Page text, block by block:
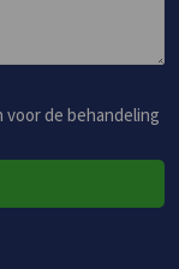
de behandeling